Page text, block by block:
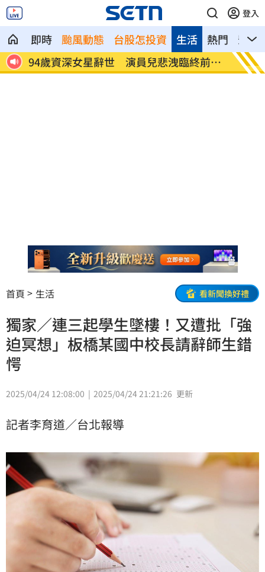
登入
即時 颱風動態 台股怎投資 熱門 影音
生活
墜
94歲資深女星辭世 演員兒悲洩臨終前病
況
蔡阿
了
首頁 生活 看新聞換好禮
獨家／連三起學生墜樓！又遭批「強
迫冥想」板橋某國中校長請辭師生錯
愕
2025/04/24 12:08:00 2025/04/24 21:21:26 更新
記者李育道／台北報導